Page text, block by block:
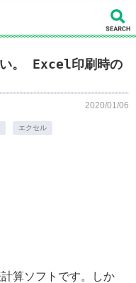
い。 Excel印刷時の
2020/01/06
エクセル
算ソフトです。しか